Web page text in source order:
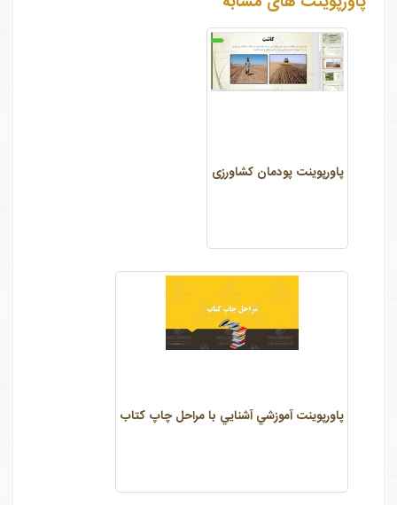
پاورپوینت پودمان کشاورزی
پاورپوينت آموزشي آشنايي با مراحل چاپ كتاب